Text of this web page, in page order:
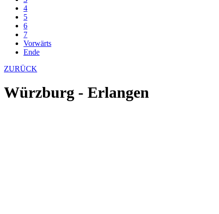
4
5
6
7
Vorwärts
Ende
ZURÜCK
Würzburg - Erlangen